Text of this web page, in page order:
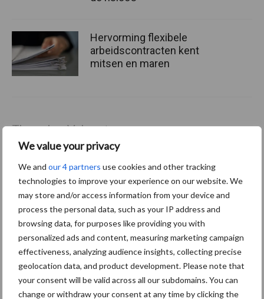
We value your privacy
We and our 4 partners use cookies and other tracking
technologies to improve your experience on our website. We
may store and/or access information from your device and
process the personal data, such as your IP address and
browsing data, for purposes like providing you with
personalized ads and content, measuring marketing campaign
effectiveness, analyzing audience insights, collecting precise
geolocation data, and product development. Please note that
your consent will be valid across all our subdomains. You can
change or withdraw your consent at any time by clicking the
Hervorming flexibele
arbeidscontracten kent
mitsen en maren
Thema's Vakpartners
Coronavirus UVC
Toon meer